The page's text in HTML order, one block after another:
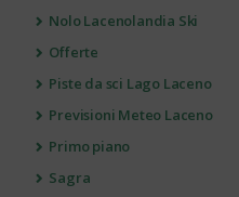
Nolo Lacenolandia Ski
Offerte
Piste da sci Lago Laceno
Previsioni Meteo Laceno
Primo piano
Sagra